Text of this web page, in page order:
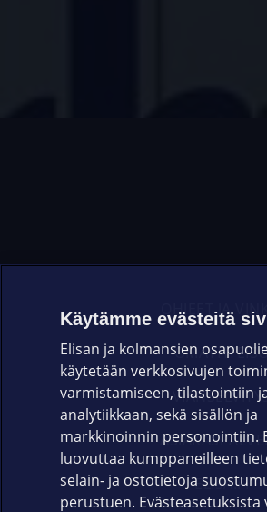
OHJEET JA
ELISA.FI
Käytämme evästeitä
Elisan ja kolmansien
käytetään verkkosivujen
varmistamiseen, tilastointiin
analytiikkaan, sekä sisällön ja
markkinoinnin personointiin.
luovuttaa kumppaneilleen
selain- ja ostotietoja
perustuen. Evästeasetuksista